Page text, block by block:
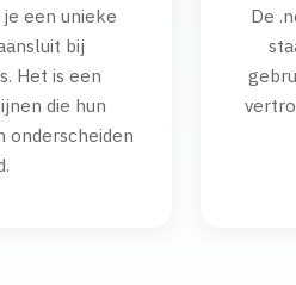
een unieke
bij
Het is een
die hun
onderscheiden
De